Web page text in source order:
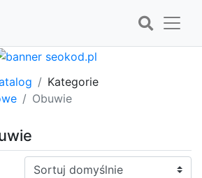
Kategorie
Obuwie
Sortuj: